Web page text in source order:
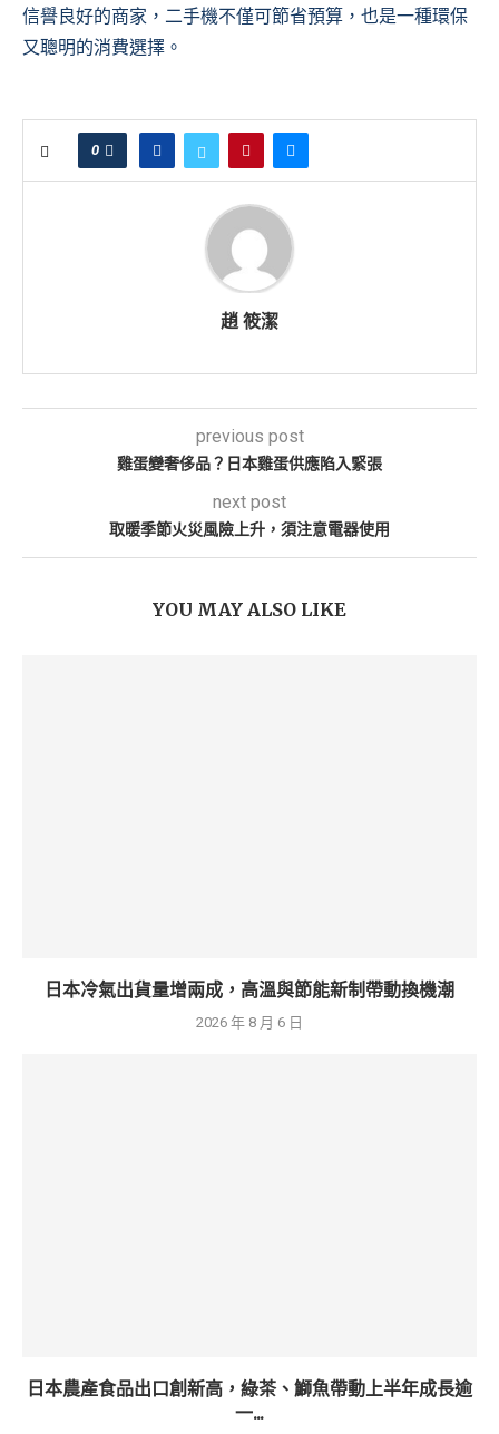
信譽良好的商家，二手機不僅可節省預算，也是一種環保
又聰明的消費選擇。
0
趙 筱潔
previous post
雞蛋變奢侈品？日本雞蛋供應陷入緊張
next post
取暖季節火災風險上升，須注意電器使用
YOU MAY ALSO LIKE
日本冷氣出貨量增兩成，高溫與節能新制帶動換機潮
2026 年 8 月 6 日
日本農產食品出口創新高，綠茶、鰤魚帶動上半年成長逾
一...